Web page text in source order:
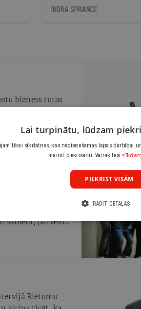
uzturēšanās atļaujām,
INDRA SPRANCE
bizness turas
sekot
skolas no
skolēni, pārveidot
Rietumu
Lai turpinātu, lūdzam
tikai sīkdatnes, kas nepieciešamas lapas darbībai
mainīt piekrišanu. Vairāk lasi
PIEKRIST VISĀM
RĀDĪT DETAĻAS